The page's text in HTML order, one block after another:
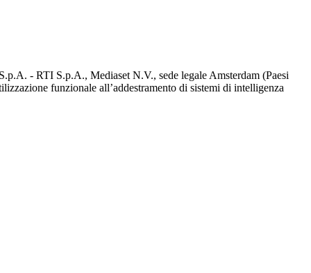
- RTI S.p.A., Mediaset N.V., sede legale Amsterdam (Paesi
funzionale all’addestramento di sistemi di intelligenza